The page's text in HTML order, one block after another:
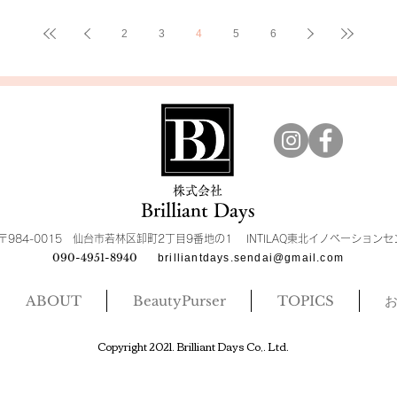
2 3 4 5 6
​株式会社
Brilliant Days
984-0015 仙台市若林区卸町2丁目9番地の1 INTILAQ東北イノベーションセ
090-4951-8940 brilliantdays.sendai@gmail.com
ABOUT BeautyPurser TOPICS
​Copyright 2021. Brilliant Days Co,. Ltd.